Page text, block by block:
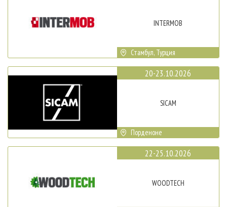
INTERMOB
Стамбул, Турция
20-23.10.2026
SICAM
Порденоне
22-25.10.2026
WOODTECH